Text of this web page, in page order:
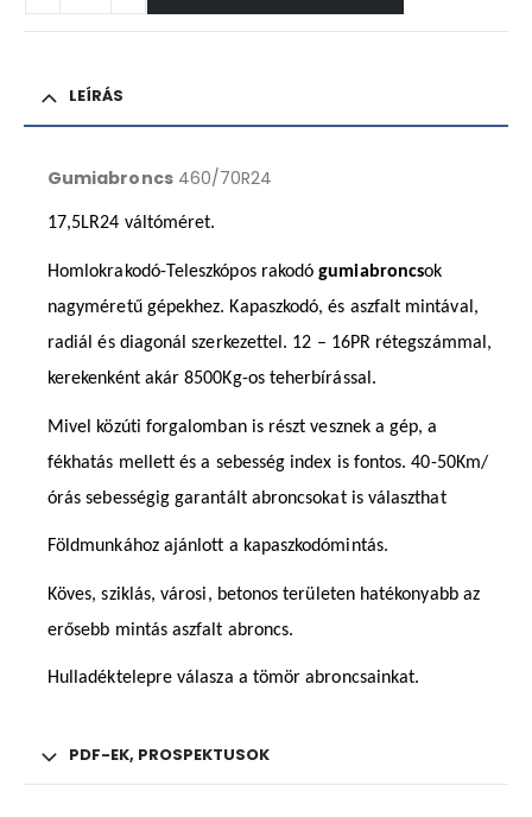
LEÍRÁS
Gumiabroncs460/70R24
17,5LR24 váltóméret.
Homlokrakodó-Teleszkópos rakodógumiabroncsok
nagyméretű gépekhez. Kapaszkodó, és aszfalt mintával,
radiál és diagonál szerkezettel. 12 – 16PR rétegszámmal,
kerekenként akár 8500Kg-os teherbírással.
Mivel közúti forgalomban is részt vesznek a gép, a
fékhatás mellett és a sebesség index is fontos. 40-50Km/
órás sebességig garantált abroncsokat is választhat
Földmunkához ajánlott a kapaszkodómintás.
Köves, sziklás, városi, betonos területen hatékonyabb az
erősebb mintás aszfalt abroncs.
Hulladéktelepre válasza a tömör abroncsainkat.
PDF-EK, PROSPEKTUSOK